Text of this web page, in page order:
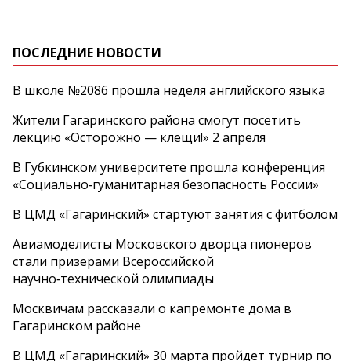
ПОСЛЕДНИЕ НОВОСТИ
В школе №2086 прошла неделя английского языка
Жители Гагаринского района смогут посетить
лекцию «Осторожно — клещи!» 2 апреля
В Губкинском университете прошла конференция
«Социально‑гуманитарная безопасность России»
В ЦМД «Гагаринский» стартуют занятия с фитболом
Авиамоделисты Московского дворца пионеров
стали призерами Всероссийской
научно‑технической олимпиады
Москвичам рассказали о капремонте дома в
Гагаринском районе
В ЦМД «Гагаринский» 30 марта пройдет турнир по